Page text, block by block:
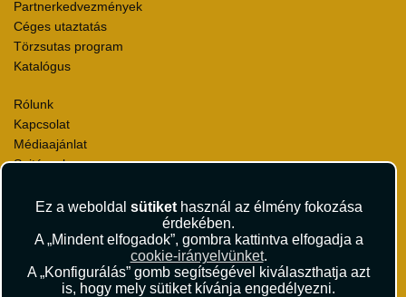
Ez a weboldal sütikethasznál az élmény fokozása
érdekében.
A „Mindent elfogadok”, gombra kattintva elfogadja a
cookie-irányelvünket.
A „Konfigurálás” gomb segítségével kiválaszthatja azt
is, hogy mely sütiket kívánja engedélyezni.
Partnerkedvezmények
Céges utaztatás
Törzsutas program
Katalógus
Rólunk
Kapcsolat
Médiaajánlat
Sajtószoba
Karrier
Elismerések és díjak
Környezettudatosság